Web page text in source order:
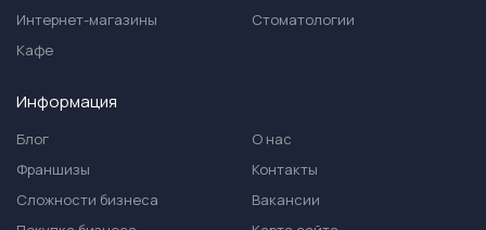
Интернет-магазины
Кафе
Стоматологии
Информация
Блог
Франшизы
Сложности бизнеса
О нас
Контакты
Вакансии